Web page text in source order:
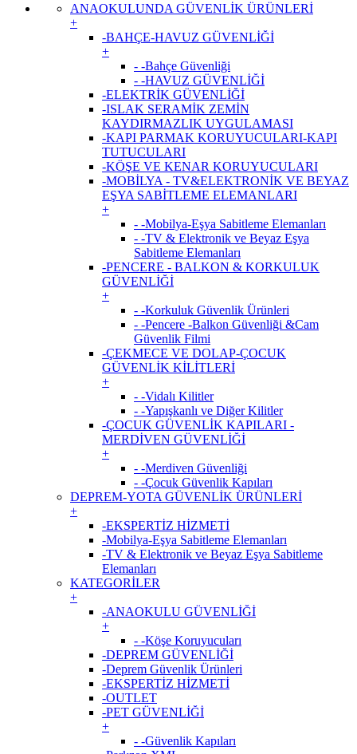
ANAOKULUNDA GÜVENLİK ÜRÜNLERİ
+
-BAHÇE-HAVUZ GÜVENLİĞİ
+
- -Bahçe Güvenliği
- -HAVUZ GÜVENLİĞİ
-ELEKTRİK GÜVENLİĞİ
-ISLAK SERAMİK ZEMİN
KAYDIRMAZLIK UYGULAMASI
-KAPI PARMAK KORUYUCULARI-KAPI
TUTUCULARI
-KÖŞE VE KENAR KORUYUCULARI
-MOBİLYA - TV&ELEKTRONİK VE BEYAZ
EŞYA SABİTLEME ELEMANLARI
+
- -Mobilya-Eşya Sabitleme Elemanları
- -TV & Elektronik ve Beyaz Eşya
Sabitleme Elemanları
-PENCERE - BALKON & KORKULUK
GÜVENLİĞİ
+
- -Korkuluk Güvenlik Ürünleri
- -Pencere -Balkon Güvenliği &Cam
Güvenlik Filmi
-ÇEKMECE VE DOLAP-ÇOCUK
GÜVENLİK KİLİTLERİ
+
- -Vidalı Kilitler
- -Yapışkanlı ve Diğer Kilitler
-ÇOCUK GÜVENLİK KAPILARI -
MERDİVEN GÜVENLİĞİ
+
- -Merdiven Güvenliği
- -Çocuk Güvenlik Kapıları
DEPREM-YOTA GÜVENLİK ÜRÜNLERİ
+
-EKSPERTİZ HİZMETİ
-Mobilya-Eşya Sabitleme Elemanları
-TV & Elektronik ve Beyaz Eşya Sabitleme
Elemanları
KATEGORİLER
+
-ANAOKULU GÜVENLİĞİ
+
- -Köşe Koruyucuları
-DEPREM GÜVENLİĞİ
-Deprem Güvenlik Ürünleri
-EKSPERTİZ HİZMETİ
-OUTLET
-PET GÜVENLİĞİ
+
- -Güvenlik Kapıları